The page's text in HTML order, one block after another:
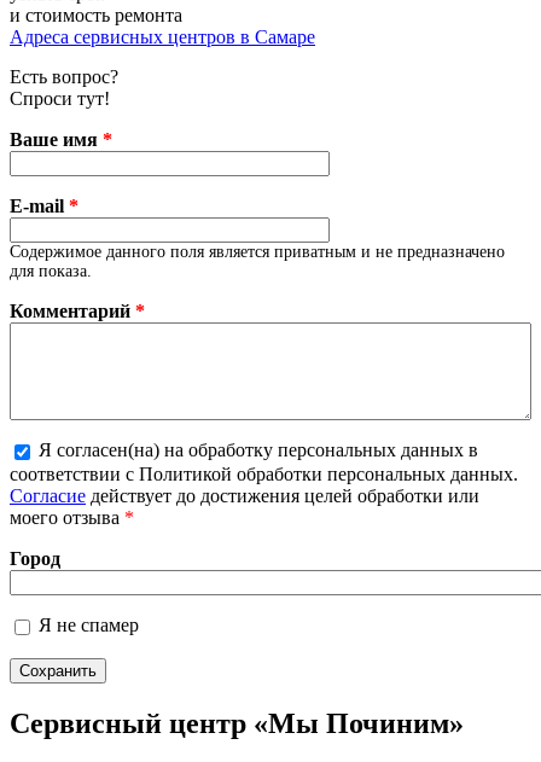
и стоимость ремонта
Адреса сервисных центров в Самаре
Есть вопрос?
Спроси тут!
Ваше имя *
E-mail *
Содержимое данного поля является приватным и не предназначено
для показа.
Комментарий *
Более подробная информация о текстовых
форматах
Я согласен(на) на обработку персональных данных в
соответствии с Политикой обработки персональных данных.
Согласие действует до достижения целей обработки или
моего отзыва *
Город
Я не спамер
Я спамер
Сервисный центр «Мы Починим»